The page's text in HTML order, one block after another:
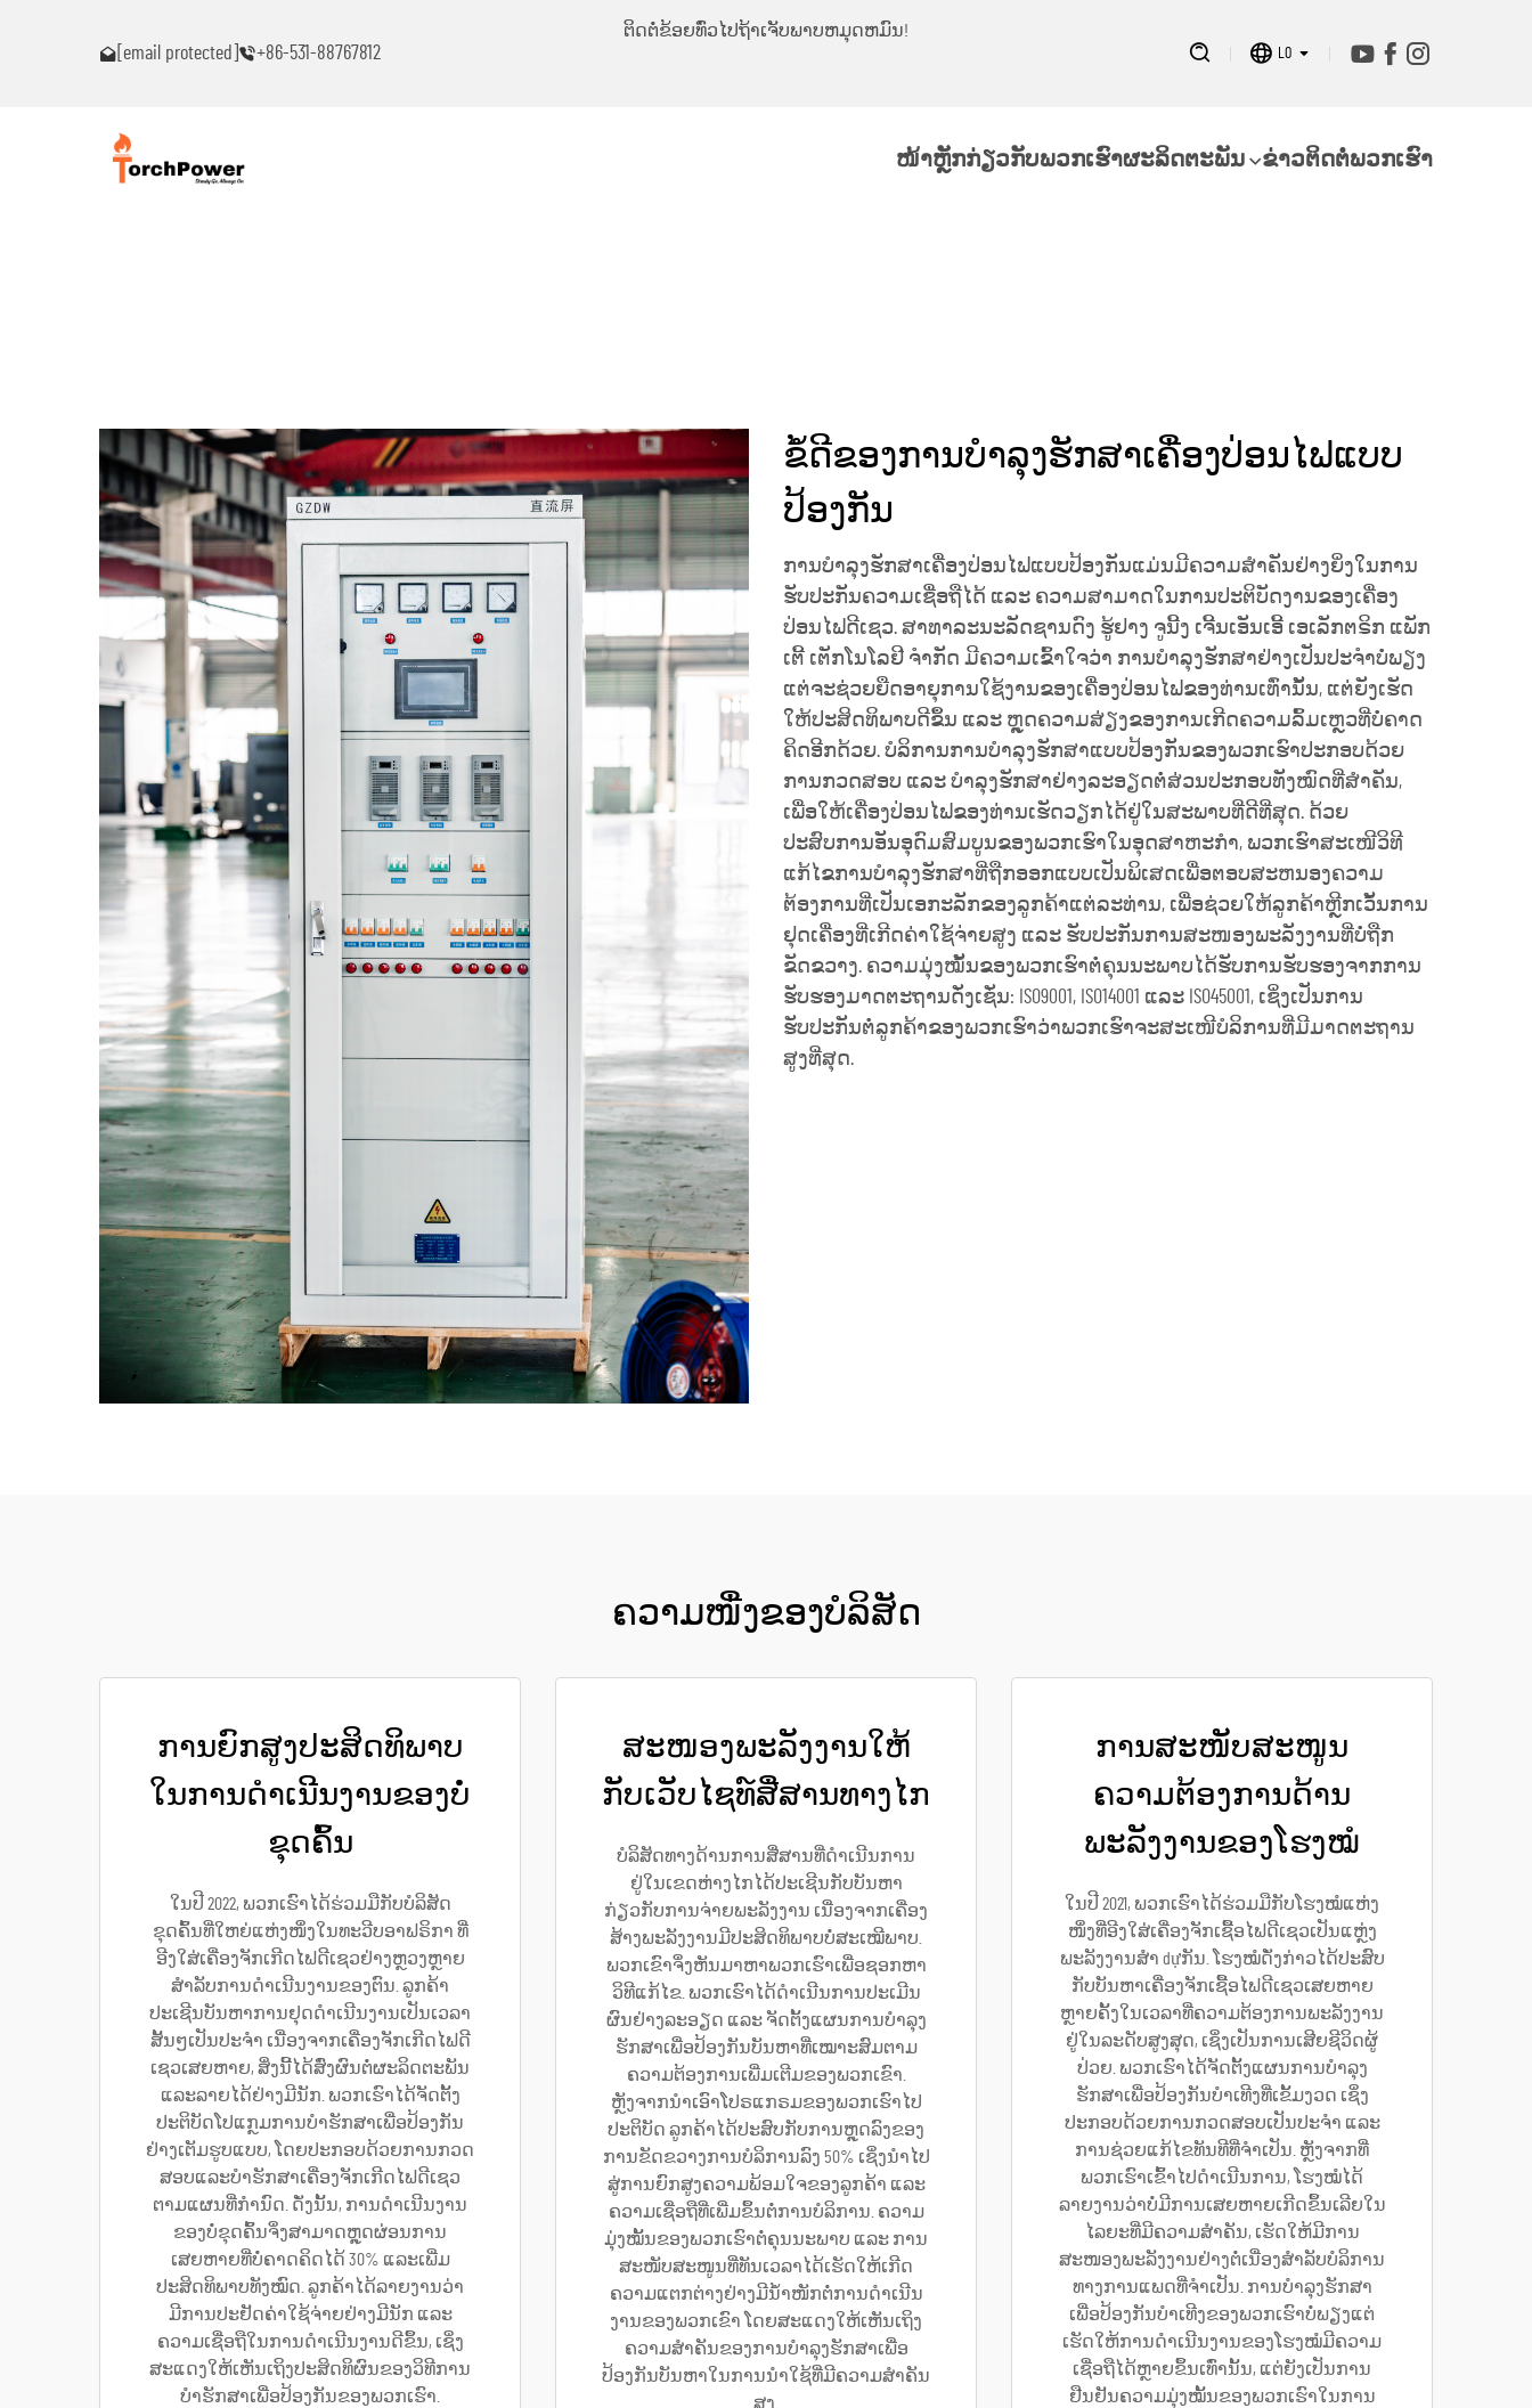
[email protected] +86-531-88767812
ຕິດຕໍ່ຂ້ອຍທົ່ວໄປຖ້າເຈັບພາບຫມຸດຫມົນ!
LO
ໜ້າຫຼັກກ່ຽວກັບພວກເຮົາຜະລິດຕະພັນ ຂ່າວຕິດຕໍ່ພວກເຮົາ
ຂໍ້ດີຂອງການບໍາລຸງຮັກສາເຄື່ອງປ່ອນໄຟແບບ
ປ້ອງກັນ
ການບໍາລຸງຮັກສາເຄື່ອງປ່ອນໄຟແບບປ້ອງກັນແມ່ນມີຄວາມສຳຄັນຢ່າງຍິ່ງໃນການ
ຮັບປະກັນຄວາມເຊື່ອຖືໄດ້ ແລະ ຄວາມສາມາດໃນການປະຕິບັດງານຂອງເຄື່ອງ
ປ່ອນໄຟດີເຊວ. ສາທາລະນະລັດຊານດົງ ຮູ້ຢາງ ຈູນີ້ງ ເຈີ້ນເອັນເອີ້ ເອເລັກຕຣິກ ແພັກ
ເຕີ້ ເຕັກໂນໂລຢີ ຈຳກັດ ມີຄວາມເຂົ້າໃຈວ່າ ການບໍາລຸງຮັກສາຢ່າງເປັນປະຈຳບໍ່ພຽງ
ແຕ່ຈະຊ່ວຍຍືດອາຍຸການໃຊ້ງານຂອງເຄື່ອງປ່ອນໄຟຂອງທ່ານເທົ່ານັ້ນ, ແຕ່ຍັງເຮັດ
ໃຫ້ປະສິດທິພາບດີຂຶ້ນ ແລະ ຫຼຸດຄວາມສ່ຽງຂອງການເກີດຄວາມລົ້ມເຫຼວທີ່ບໍ່ຄາດ
ຄິດອີກດ້ວຍ. ບໍລິການການບໍາລຸງຮັກສາແບບປ້ອງກັນຂອງພວກເຮົາປະກອບດ້ວຍ
ການກວດສອບ ແລະ ບໍາລຸງຮັກສາຢ່າງລະອຽດຕໍ່ສ່ວນປະກອບທັງໝົດທີ່ສຳຄັນ,
ເພື່ອໃຫ້ເຄື່ອງປ່ອນໄຟຂອງທ່ານເຮັດວຽກໄດ້ຢູ່ໃນສະພາບທີ່ດີທີ່ສຸດ. ດ້ວຍ
ປະສົບການອັນອຸດົມສົມບູນຂອງພວກເຮົາໃນອຸດສາຫະກຳ, ພວກເຮົາສະເໜີວິທີ
ແກ້ໄຂການບໍາລຸງຮັກສາທີ່ຖືກອອກແບບເປັນພິເສດເພື່ອຕອບສະຫນອງຄວາມ
ຕ້ອງການທີ່ເປັນເອກະລັກຂອງລູກຄ້າແຕ່ລະທ່ານ, ເພື່ອຊ່ວຍໃຫ້ລູກຄ້າຫຼີກເວັ້ນການ
ຢຸດເຄື່ອງທີ່ເກີດຄ່າໃຊ້ຈ່າຍສູງ ແລະ ຮັບປະກັນການສະໜອງພະລັງງານທີ່ບໍ່ຖືກ
ຂັດຂວາງ. ຄວາມມຸ່ງໝັ້ນຂອງພວກເຮົາຕໍ່ຄຸນນະພາບໄດ້ຮັບການຮັບຮອງຈາກການ
ຮັບຮອງມາດຕະຖານດັ່ງເຊັ່ນ: ISO9001, ISO14001 ແລະ ISO45001, ເຊິ່ງເປັນການ
ຮັບປະກັນຕໍ່ລູກຄ້າຂອງພວກເຮົາວ່າພວກເຮົາຈະສະເໜີບໍລິການທີ່ມີມາດຕະຖານ
ສູງທີ່ສຸດ.
ຄວາມໜື່ງຂອງບໍລິສັດ
ການຍົກສູງປະສິດທິພາບ
ໃນການດຳເນີນງານຂອງບໍ່
ຂຸດຄົ້ນ
ໃນປີ 2022, ພວກເຮົາໄດ້ຮ່ວມມືກັບບໍລິສັດ
ຂຸດຄົ້ນທີ່ໃຫຍ່ແຫ່ງໜຶ່ງໃນທະວີບອາຟຣິກາ ທີ່
ອີງໃສ່ເຄື່ອງຈັກເກີດໄຟດີເຊວຢ່າງຫຼວງຫຼາຍ
ສຳລັບການດຳເນີນງານຂອງຕົນ. ລູກຄ້າ
ປະເຊີນບັນຫາການຢຸດດຳເນີນງານເປັນເວລາ
ສັ້ນໆເປັນປະຈຳ ເນື່ອງຈາກເຄື່ອງຈັກເກີດໄຟດີ
ເຊວເສຍຫາຍ, ສິ່ງນີ້ໄດ້ສົ່ງຜົນຕໍ່ຜະລິດຕະພັນ
ແລະລາຍໄດ້ຢ່າງມີນັກ. ພວກເຮົາໄດ້ຈັດຕັ້ງ
ປະຕິບັດໂປແກຼມການບໍາຮັກສາເພື່ອປ້ອງກັນ
ຢ່າງເຕັມຮູບແບບ, ໂດຍປະກອບດ້ວຍການກວດ
ສອບແລະບໍາຮັກສາເຄື່ອງຈັກເກີດໄຟດີເຊວ
ຕາມແຜນທີ່ກຳນົດ. ດັ່ງນັ້ນ, ການດຳເນີນງານ
ຂອງບໍ່ຂຸດຄົ້ນຈຶ່ງສາມາດຫຼຸດຜ່ອນການ
ເສຍຫາຍທີ່ບໍ່ຄາດຄິດໄດ້ 30% ແລະເພີ່ມ
ປະສິດທິພາບທັງໝົດ. ລູກຄ້າໄດ້ລາຍງານວ່າ
ມີການປະຢັດຄ່າໃຊ້ຈ່າຍຢ່າງມີນັກ ແລະ
ຄວາມເຊື່ອຖືໃນການດຳເນີນງານດີຂຶ້ນ, ເຊິ່ງ
ສະແດງໃຫ້ເຫັນເຖິງປະສິດທິຜົນຂອງວິທີການ
ບໍາຮັກສາເພື່ອປ້ອງກັນຂອງພວກເຮົາ.
ສະໜອງພະລັງງານໃຫ້
ກັບເວັບໄຊທ໌ສື່ສານທາງໄກ
ບໍລິສັດທາງດ້ານການສື່ສານທີ່ດຳເນີນການ
ຢູ່ໃນເຂດຫ່າງໄກໄດ້ປະເຊີນກັບບັນຫາ
ກ່ຽວກັບການຈ່າຍພະລັງງານ ເນື່ອງຈາກເຄື່ອງ
ສ້າງພະລັງງານມີປະສິດທິພາບບໍ່ສະເໝີພາບ.
ພວກເຂົາຈຶ່ງຫັນມາຫາພວກເຮົາເພື່ອຊອກຫາ
ວິທີແກ້ໄຂ. ພວກເຮົາໄດ້ດຳເນີນການປະເມີນ
ຜົນຢ່າງລະອຽດ ແລະ ຈັດຕັ້ງແຜນການບໍາລຸງ
ຮັກສາເພື່ອປ້ອງກັນບັນຫາທີ່ເໝາະສົມຕາມ
ຄວາມຕ້ອງການເພີ່ມເຕີມຂອງພວກເຂົາ.
ຫຼັງຈາກນຳເອົາໂປຣແກຣມຂອງພວກເຮົາໄປ
ປະຕິບັດ ລູກຄ້າໄດ້ປະສົບກັບການຫຼຸດລົງຂອງ
ການຂັດຂວາງການບໍລິການລົງ 50% ເຊິ່ງນຳໄປ
ສູ່ການຍົກສູງຄວາມພ້ອມໃຈຂອງລູກຄ້າ ແລະ
ຄວາມເຊື່ອຖືທີ່ເພີ່ມຂຶ້ນຕໍ່ການບໍລິການ. ຄວາມ
ມຸ່ງໝັ້ນຂອງພວກເຮົາຕໍ່ຄຸນນະພາບ ແລະ ການ
ສະໜັບສະໜູນທີ່ທັນເວລາໄດ້ເຮັດໃຫ້ເກີດ
ຄວາມແຕກຕ່າງຢ່າງມີນ້ຳໜັກຕໍ່ການດຳເນີນ
ງານຂອງພວກເຂົາ ໂດຍສະແດງໃຫ້ເຫັນເຖິງ
ຄວາມສຳຄັນຂອງການບໍາລຸງຮັກສາເພື່ອ
ປ້ອງກັນບັນຫາໃນການນຳໃຊ້ທີ່ມີຄວາມສຳຄັນ
ສູງ.
ການສະໜັບສະໜູນ
ຄວາມຕ້ອງການດ້ານ
ພະລັງງານຂອງໂຮງໝໍ
ໃນປີ 2021, ພວກເຮົາໄດ້ຮ່ວມມືກັບໂຮງໝໍແຫ່ງ
ໜຶ່ງທີ່ອີງໃສ່ເຄື່ອງຈັກເຊື້ອໄຟດີເຊວເປັນແຫຼ່ງ
ພະລັງງານສຳ dựກັນ. ໂຮງໝໍດັ່ງກ່າວໄດ້ປະສົບ
ກັບບັນຫາເຄື່ອງຈັກເຊື້ອໄຟດີເຊວເສຍຫາຍ
ຫຼາຍຄັ້ງໃນເວລາທີ່ຄວາມຕ້ອງການພະລັງງານ
ຢູ່ໃນລະດັບສູງສຸດ, ເຊິ່ງເປັນການເສີຍຊີວິດຜູ້
ປ່ວຍ. ພວກເຮົາໄດ້ຈັດຕັ້ງແຜນການບໍາລຸງ
ຮັກສາເພື່ອປ້ອງກັນບໍາເທີງທີ່ເຂັ້ມງວດ ເຊິ່ງ
ປະກອບດ້ວຍການກວດສອບເປັນປະຈຳ ແລະ
ການຊ່ວຍແກ້ໄຂທັນທີທີ່ຈຳເປັນ. ຫຼັງຈາກທີ່
ພວກເຮົາເຂົ້າໄປດຳເນີນການ, ໂຮງໝໍໄດ້
ລາຍງານວ່າບໍ່ມີການເສຍຫາຍເກີດຂຶ້ນເລີຍໃນ
ໄລຍະທີ່ມີຄວາມສຳຄັນ, ເຮັດໃຫ້ມີການ
ສະໜອງພະລັງງານຢ່າງຕໍ່ເນື່ອງສຳລັບບໍລິການ
ທາງການແພດທີ່ຈຳເປັນ. ການບໍາລຸງຮັກສາ
ເພື່ອປ້ອງກັນບໍາເທີງຂອງພວກເຮົາບໍ່ພຽງແຕ່
ເຮັດໃຫ້ການດຳເນີນງານຂອງໂຮງໝໍມີຄວາມ
ເຊື່ອຖືໄດ້ຫຼາຍຂຶ້ນເທົ່ານັ້ນ, ແຕ່ຍັງເປັນການ
ຢືນຢັນຄວາມມຸ່ງໝັ້ນຂອງພວກເຮົາໃນການ